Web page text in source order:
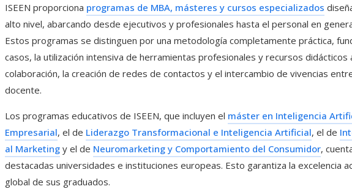
ISEEN proporciona programas de MBA, másteres y cursos especializados
alto nivel, abarcando desde ejecutivos y profesionales hasta el personal en
Estos programas se distinguen por una metodología completamente práctica,
casos, la utilización intensiva de herramientas profesionales y recursos didácticos
colaboración, la creación de redes de contactos y el intercambio de vivencias
docente.
Los programas educativos de ISEEN, que incluyen el máster en Inteligencia
Empresarial, el de Liderazgo Transformacional e Inteligencia Artificial, el de
al Marketing y el de Neuromarketing y Comportamiento del Consumidor,
destacadas universidades e instituciones europeas. Esto garantiza la excelencia
global de sus graduados.